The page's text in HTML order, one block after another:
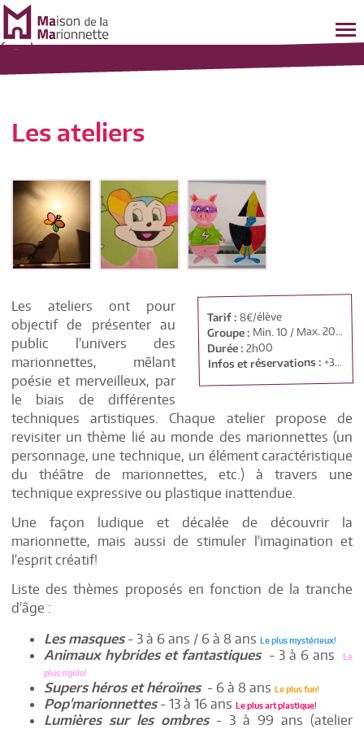
fr-nl
Les ateliers
Tarif : 8€/élève
Groupe : Min. 10 / Max. 20 élèves.
Durée : 2h00
Infos et réservations : +32 69/ 88 91 42
Les ateliers ont pour
objectif de présenter au
public l'univers des
marionnettes, mêlant
poésie et merveilleux, par
le biais de différentes
techniques artistiques. Chaque atelier propose de
revisiter un thème lié au monde des marionnettes (un
personnage, une technique, un élément caractéristique
du théâtre de marionnettes, etc.) à travers une
technique expressive ou plastique inattendue.
Une façon ludique et décalée de découvrir la
marionnette, mais aussi de stimuler l'imagination et
l'esprit créatif!
Liste des thèmes proposés en fonction de la tranche
d'âge :
Les masques- 3 à 6 ans / 6 à 8 ans Le plus mystérieux!
Animaux hybrides et fantastiques - 3 à 6 ans
Le
plus rigolo!
Supers héros et héroïnes - 6 à 8 ans Le plus fun!
Pop'marionnettes- 13 à 16 ans Le plus art plastique!
Lumières sur les ombres- 3 à 99 ans (atelier